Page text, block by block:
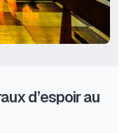
d’espoir au